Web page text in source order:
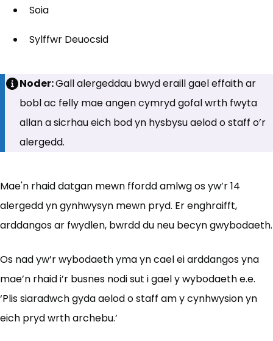
Soia
Sylffwr Deuocsid
Noder:Gall alergeddau bwyd eraill gael effaith ar
bobl ac felly mae angen cymryd gofal wrth fwyta
allan a sicrhau eich bod yn hysbysu aelod o staff o’r
alergedd.
Mae'n rhaid datgan mewn ffordd amlwg os yw’r 14
alergedd yn gynhwysyn mewn pryd. Er enghraifft,
arddangos ar fwydlen, bwrdd du neu becyn gwybodaeth.
Os nad yw’r wybodaeth yma yn cael ei arddangos yna
mae’n rhaid i’r busnes nodi sut i gael y wybodaeth e.e.
‘Plis siaradwch gyda aelod o staff am y cynhwysion yn
eich pryd wrth archebu.’